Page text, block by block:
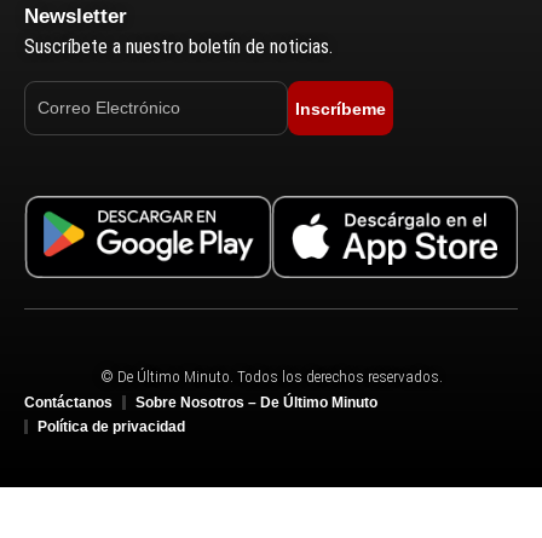
Newsletter
Suscríbete a nuestro boletín de noticias.
Inscríbeme
© De Último Minuto. Todos los derechos reservados.
Contáctanos
Sobre Nosotros – De Último Minuto
Política de privacidad